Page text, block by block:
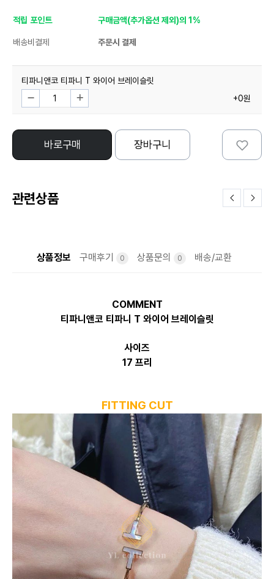
적립 포인트 구매금액(추가옵션 제외)의 1%
배송비결제 주문시 결제
티파니앤코 티파니 T 와이어 브레이슬릿
+0원
바로구매 장바구니
관련상품
상품정보 구매후기 0 상품문의 0 배송/교환
COMMENT
티파니앤코 티파니 T 와이어 브레이슬릿
사이즈
17 프리
FITTING CUT